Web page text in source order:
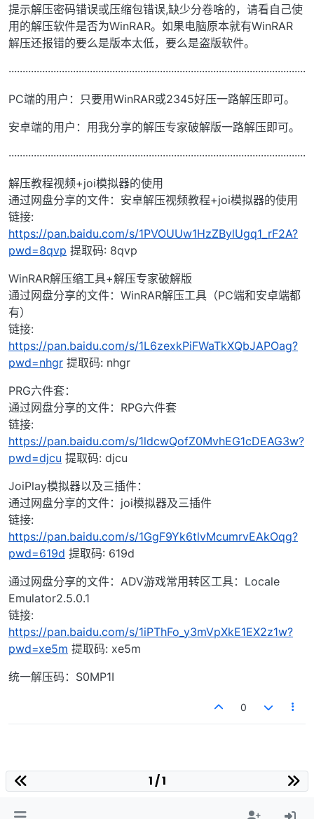
提示解压密码错误或压缩包错误,缺少分卷啥的，请看自己使
用的解压软件是否为WinRAR。如果电脑原本就有WinRAR
解压还报错的要么是版本太低，要么是盗版软件。
··········································································································
PC端的用户：只要用WinRAR或2345好压一路解压即可。
安卓端的用户：用我分享的解压专家破解版一路解压即可。
··········································································································
解压教程视频+joi模拟器的使用
通过网盘分享的文件：安卓解压视频教程+joi模拟器的使用
链接:
https://pan.baidu.com/s/1PVOUUw1HzZBylUgq1_rF2A?
pwd=8qvp 提取码: 8qvp
WinRAR解压缩工具+解压专家破解版
通过网盘分享的文件：WinRAR解压工具（PC端和安卓端都
有）
链接:
https://pan.baidu.com/s/1L6zexkPiFWaTkXQbJAPOag?
pwd=nhgr 提取码: nhgr
PRG六件套：
通过网盘分享的文件：RPG六件套
链接:
https://pan.baidu.com/s/1ldcwQofZ0MvhEG1cDEAG3w?
pwd=djcu 提取码: djcu
JoiPlay模拟器以及三插件：
通过网盘分享的文件：joi模拟器及三插件
链接:
https://pan.baidu.com/s/1GgF9Yk6tlvMcumrvEAkOqg?
pwd=619d 提取码: 619d
通过网盘分享的文件：ADV游戏常用转区工具：Locale
Emulator2.5.0.1
链接:
https://pan.baidu.com/s/1iPThFo_y3mVpXkE1EX2z1w?
pwd=xe5m 提取码: xe5m
统一解压码：S0MP1I
0
1 / 1